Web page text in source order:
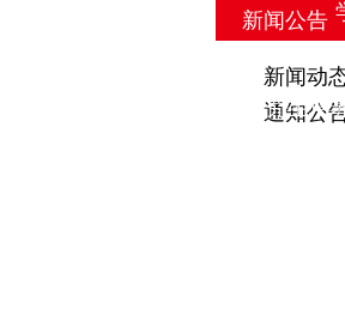
研究生培
新闻公告
新闻动
通知公